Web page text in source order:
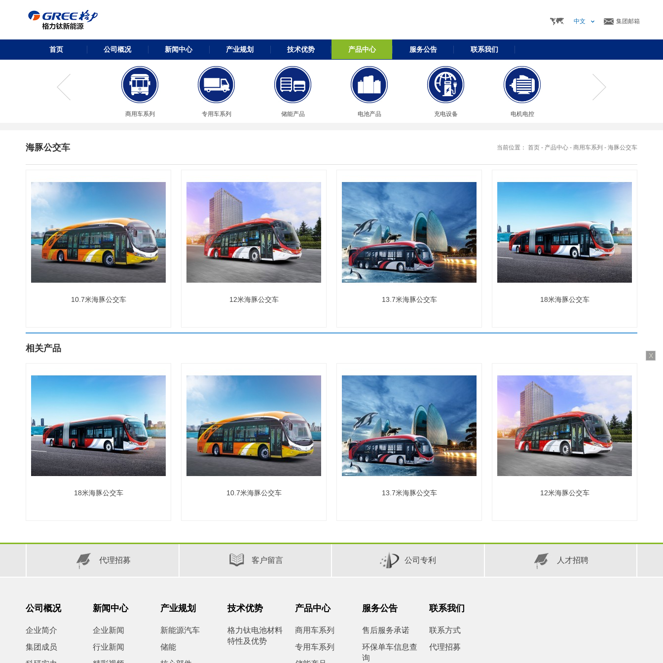
中文 集团邮箱
首页 公司概况 新闻中心 产业规划 技术优势 产品中心 服务公告 联系我们
商用车系列 专用车系列 储能产品 电池产品 充电设备 电机电控
海豚公交车 当前位置： 首页 - 产品中心 - 商用车系列 - 海豚公交车
10.7米海豚公交车 12米海豚公交车 13.7米海豚公交车 18米海豚公交车
相关产品
18米海豚公交车 10.7米海豚公交车 13.7米海豚公交车 12米海豚公交车
代理招募 客户留言 公司专利 人才招聘
公司概况
企业简介
集团成员
新闻中心
企业新闻
行业新闻
产业规划
新能源汽车
储能
技术优势
格力钛电池材料
特性及优势
产品中心
商用车系列
专用车系列
服务公告
售后服务承诺
环保单车信息查
询
联系我们
联系方式
代理招募
X